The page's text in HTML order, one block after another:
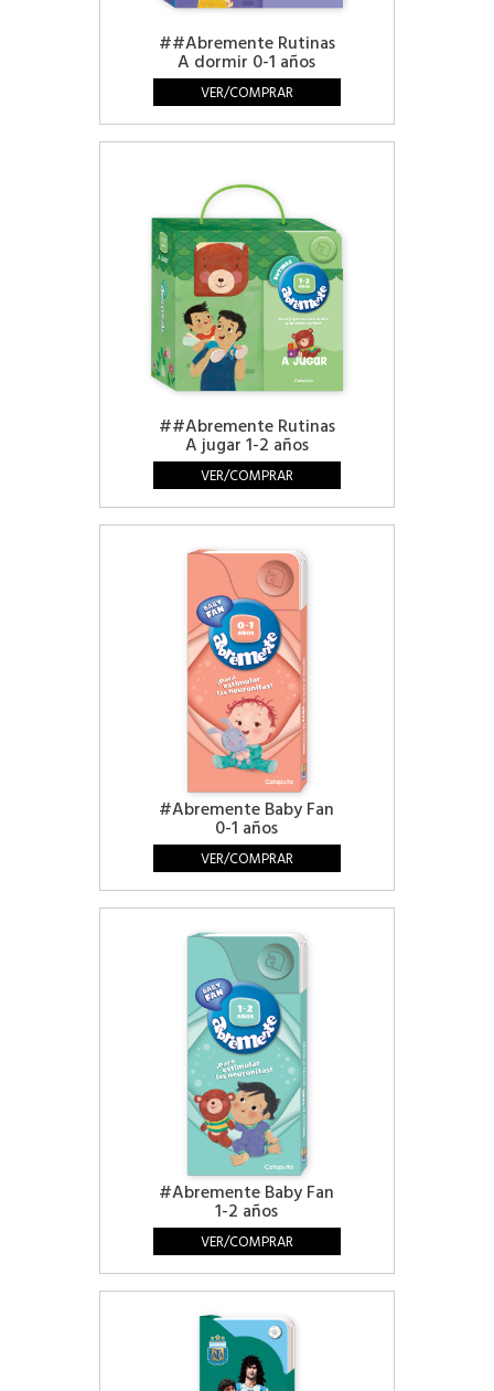
##Abremente Rutinas
A dormir 0-1 años
VER/COMPRAR
##Abremente Rutinas
A jugar 1-2 años
VER/COMPRAR
#Abremente Baby Fan
0-1 años
VER/COMPRAR
#Abremente Baby Fan
1-2 años
VER/COMPRAR